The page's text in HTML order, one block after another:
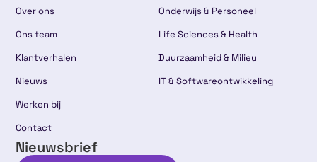
Over ons
Ons team
Klantverhalen
Nieuws
Werken bij
Contact
Onderwijs & Personeel
Life Sciences & Health
Duurzaamheid & Milieu
IT & Softwareontwikkeling
Nieuwsbrief